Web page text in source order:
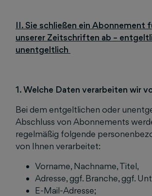
II. Sie schließen ein Abonnement
unserer Zeitschriften ab –
unentgeltlich
1. Welche Daten verarbeiten wir
Bei dem entgeltlichen oder
Abschluss von Abonnements
regelmäßig folgende
von Ihnen verarbeitet:
Vorname, Nachname, Titel,
Adresse, ggf. Branche, ggf.
E-Mail-Adresse;